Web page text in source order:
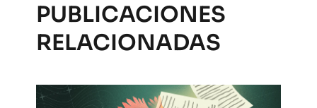
PUBLICACIONES
RELACIONADAS